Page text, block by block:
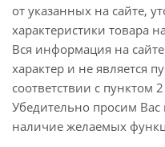
от указанных на сайте,
характеристики товара
Вся информация на
характер и не является
соответствии с пунктом
Убедительно просим Вас
наличие желаемых